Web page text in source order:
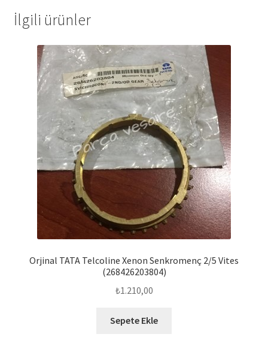
İlgili ürünler
Orjinal TATA Telcoline Xenon Senkromenç 2/5 Vites
(268426203804)
₺1.210,00
Sepete Ekle